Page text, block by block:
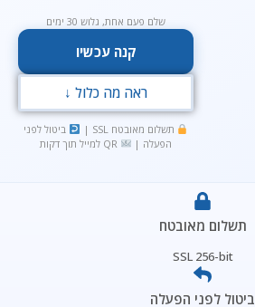
שלם פעם אחת, גלוש 30 ימים
קנה עכשיו
ראה מה כלול ↓
תשלום מאובטח SSL |
ביטול לפני
הפעלה |
תשלום מאובטח
SSL 256-bit
ביטול לפני הפעלה